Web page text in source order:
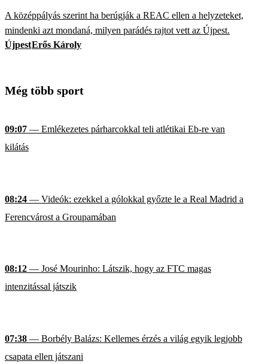
A középpályás szerint ha berúgják a REAC ellen a helyzeteket,
mindenki azt mondaná, milyen parádés rajtot vett az Újpest.
ÚjpestErős Károly
Még több sport
09:07 — Emlékezetes párharcokkal teli atlétikai Eb-re van
kilátás
08:24 — Videók: ezekkel a gólokkal győzte le a Real Madrid a
Ferencvárost a Groupamában
08:12 — José Mourinho: Látszik, hogy az FTC magas
intenzitással játszik
07:38 — Borbély Balázs: Kellemes érzés a világ egyik legjobb
csapata ellen játszani